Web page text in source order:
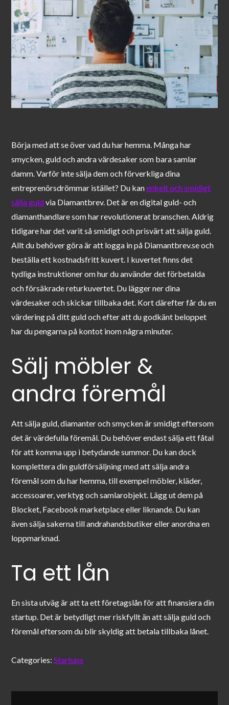
Börja med att se över vad du har hemma. Många har
smycken, guld och andra värdesaker som bara samlar
damm. Varför inte sälja dem och förverkliga dina
entreprenörsdrömmar istället? Du kanenkelt och smidigt
sälja guldvia Diamantbrev. Det är en digital guld- och
diamanthandlare som har revolutionerat branschen. Aldrig
tidigare har det varit så smidigt och prisvärt att sälja guld.
Allt du behöver göra är att logga in på Diamantbrev.se och
beställa ett kostnadsfritt kuvert. I kuvertet finns det
tydliga instruktioner om hur du använder det förbetalda
och försäkrade returkuvertet. Du lägger ner dina
värdesaker och skickar tillbaka det. Kort därefter får du en
värdering på ditt guld och efter att du godkänt beloppet
har du pengarna på kontot inom några minuter.
Sälj möbler &
andra föremål
Att sälja guld, diamanter och smycken är smidigt eftersom
det är värdefulla föremål. Du behöver endast sälja ett fåtal
för att komma upp i betydande summor. Du kan dock
komplettera din guldförsäljning med att sälja andra
föremål som du har hemma, till exempel möbler, kläder,
accessoarer, verktyg och samlarobjekt. Lägg ut dem på
Blocket, Facebook marketplace eller liknande. Du kan
även sälja sakerna till andrahandsbutiker eller anordna en
loppmarknad.
Ta ett lån
En sista utväg är att ta ett företagslån för att finansiera din
startup. Det är betydligt mer riskfyllt än att sälja guld och
föremål eftersom du blir skyldig att betala tillbaka lånet.
Categories:Startups